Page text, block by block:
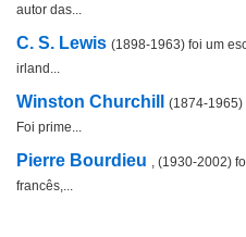
autor das...
C. S. Lewis (1898-1963) foi um
irland...
Winston Churchill
(1874-1965)
Foi prime...
Pierre Bourdieu
, (1930-2002)
francês,...